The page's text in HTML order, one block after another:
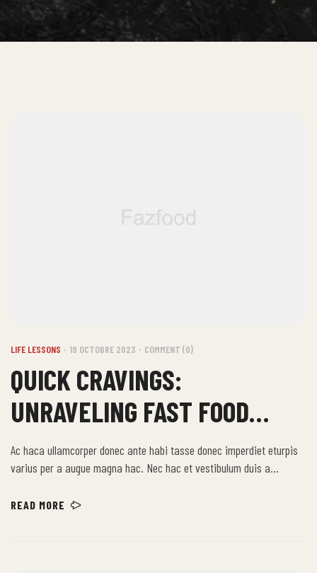
LIFE LESSONS 19 OCTOBRE 2023 COMMENT (0)
QUICK CRAVINGS:
UNRAVELING FAST FOOD
DELIGHTS
Ac haca ullamcorper donec ante habi tasse donec imperdiet eturpis
varius per a augue magna hac. Nec hac et vestibulum duis a
himenaeos nunc torquent euismod adipiscing adipiscing dui gravida
READ MORE